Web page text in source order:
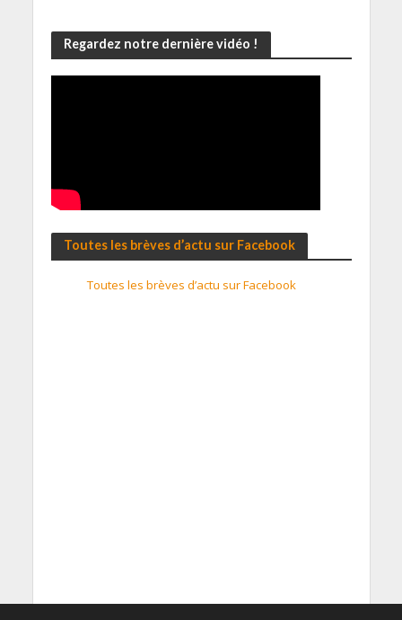
Regardez notre dernière vidéo !
Toutes les brèves d’actu sur Facebook
Toutes les brèves d’actu sur Facebook